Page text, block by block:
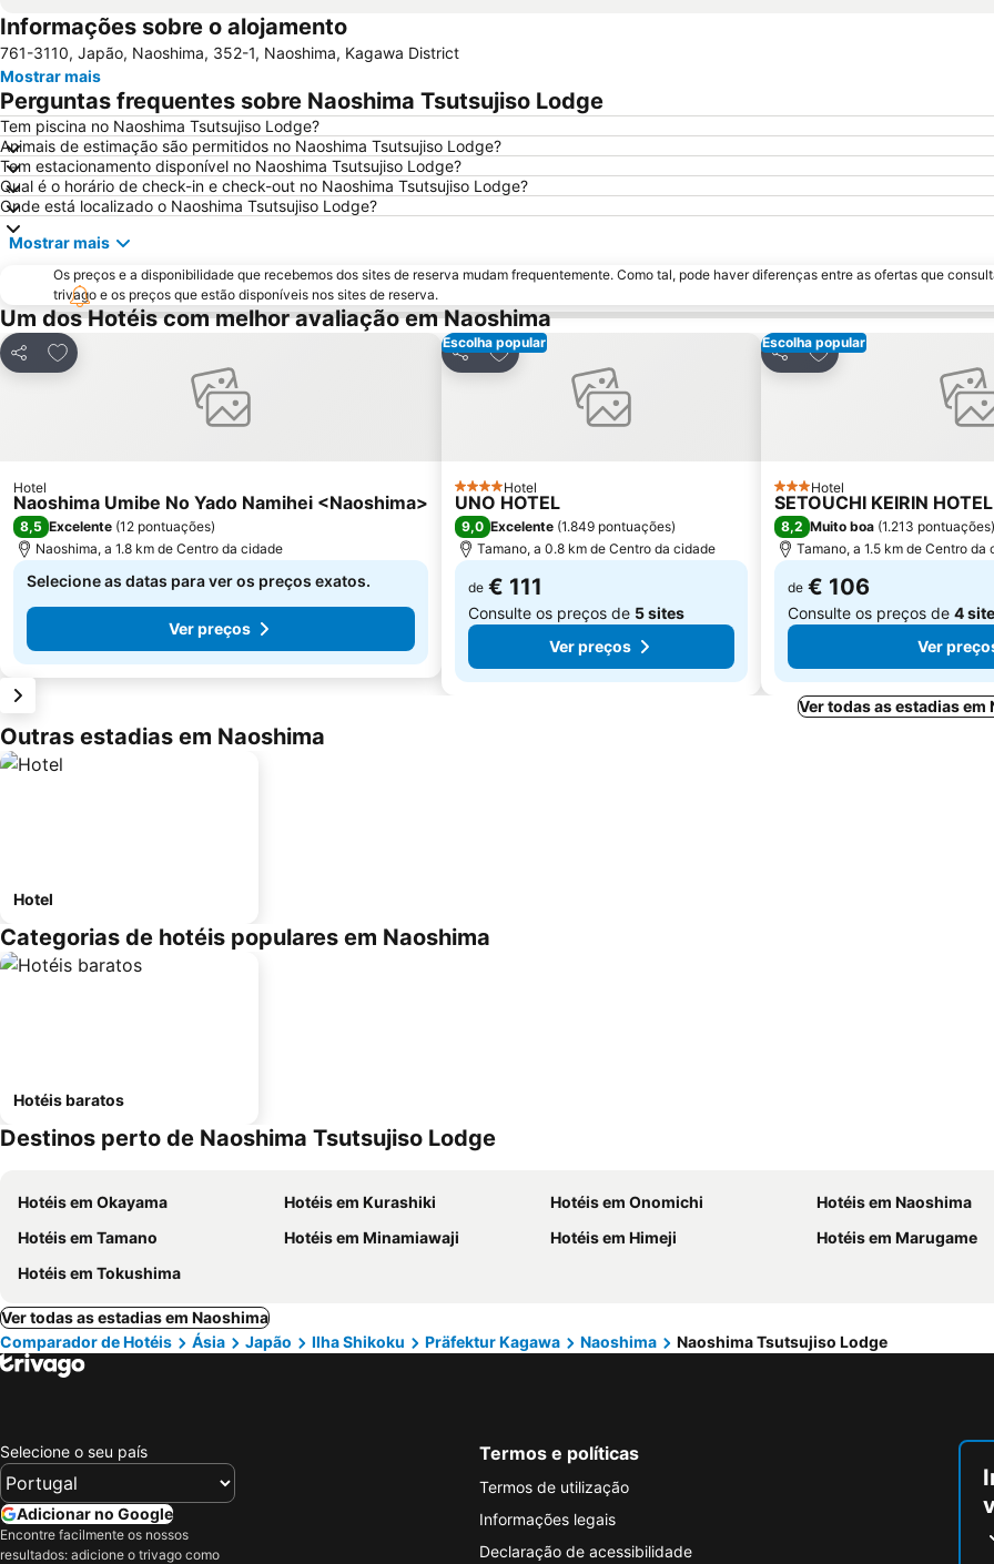
Informações sobre o alojamento
761-3110, Japão, Naoshima, 352-1, Naoshima, Kagawa District
Mostrar mais
Perguntas frequentes sobre Naoshima Tsutsujiso Lodge
Tem piscina no Naoshima Tsutsujiso Lodge?
Animais de estimação são permitidos no Naoshima Tsutsujiso Lodge?
Tem estacionamento disponível no Naoshima Tsutsujiso Lodge?
Qual é o horário de check-in e check-out no Naoshima Tsutsujiso Lodge?
Onde está localizado o Naoshima Tsutsujiso Lodge?
Mostrar mais
Os preços e a disponibilidade que recebemos dos sites de reserva mudam frequentemente. Como tal, pode haver diferenças entre as ofertas que
trivago e os preços que estão disponíveis nos sites de reserva.
Um dos Hotéis com melhor avaliação em Naoshima
Partilhar
Adicionar aos favoritos
Hotel
Naoshima Umibe No Yado Namihei <Naoshima>
8,5 Excelente (12 pontuações)
Naoshima, a 1.8 km de Centro da cidade
Selecione as datas para ver os preços exatos.
Ver preços
Escolha popular
Partilhar
Adicionar aos favoritos
4 Estrelas
Hotel
UNO HOTEL
9,0 Excelente (1.849 pontuações)
Tamano, a 0.8 km de Centro da cidade
de € 111
Consulte os preços de 5 sites
Ver preços
Escolha popular
Partilhar
Adicionar aos favoritos
3 Estrelas
Hotel
SETOUCHI KEIRIN
8,2 Muito boa (1.213 pontuações)
Tamano, a 1.5 km de Centro da
de € 106
Consulte os preços de 4
Ver
Ver todas as estadias em
Outras estadias em Naoshima
Hotel
Categorias de hotéis populares em Naoshima
Hotéis baratos
Destinos perto de Naoshima Tsutsujiso Lodge
Hotéis em Okayama Hotéis em Kurashiki Hotéis em Onomichi
Hotéis em Naoshima
Hotéis em Tamano
Hotéis em Minamiawaji Hotéis em Himeji
Hotéis em Marugame
Hotéis em Tokushima
Ver todas as estadias em Naoshima
Comparador de Hotéis
Ásia Japão Ilha Shikoku Präfektur Kagawa Naoshima Naoshima Tsutsujiso Lodge
Selecione o seu país
Adicionar no Google
Encontre facilmente os nossos
resultados: adicione o trivago como
Termos e políticas
Termos de utilização
Informações legais
Declaração de acessibilidade